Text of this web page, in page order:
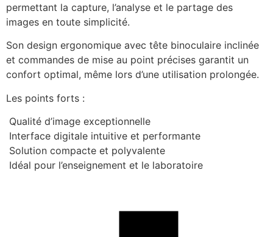
permettant la capture, l’analyse et le partage des
images en toute simplicité.
Son design ergonomique avec tête binoculaire inclinée
et commandes de mise au point précises garantit un
confort optimal, même lors d’une utilisation prolongée.
Les points forts :
Qualité d’image exceptionnelle
Interface digitale intuitive et performante
Solution compacte et polyvalente
Idéal pour l’enseignement et le laboratoire